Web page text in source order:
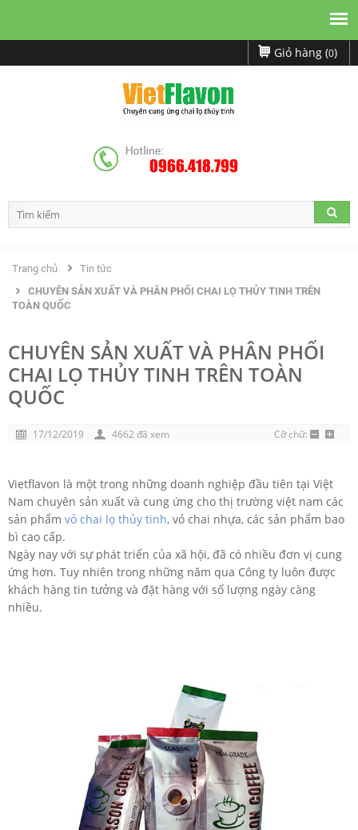
Giỏ hàng (0)
0966.418.799
Trang chủ
Tin tức
CHUYÊN SẢN XUẤT VÀ PHÂN PHỐI CHAI LỌ THỦY TINH TRÊN
TOÀN QUỐC
CHUYÊN SẢN XUẤT VÀ PHÂN PHỐI
CHAI LỌ THỦY TINH TRÊN TOÀN
QUỐC
17/12/2019 4662 đã xem Cỡ chữ:
Vietflavon là một trong những doanh nghiệp đầu tiên tại Việt
Nam chuyên sản xuất và cung ứng cho thị trường việt nam các
sản phẩm vỏ chai lọ thủy tinh, vỏ chai nhựa, các sản phẩm bao
bì cao cấp.
Ngày nay với sự phát triển của xã hội, đã có nhiều đơn vị cung
ứng hơn. Tuy nhiên trong những năm qua Công ty luôn được
khách hàng tin tưởng và đặt hàng với số lượng ngày càng
nhiều.